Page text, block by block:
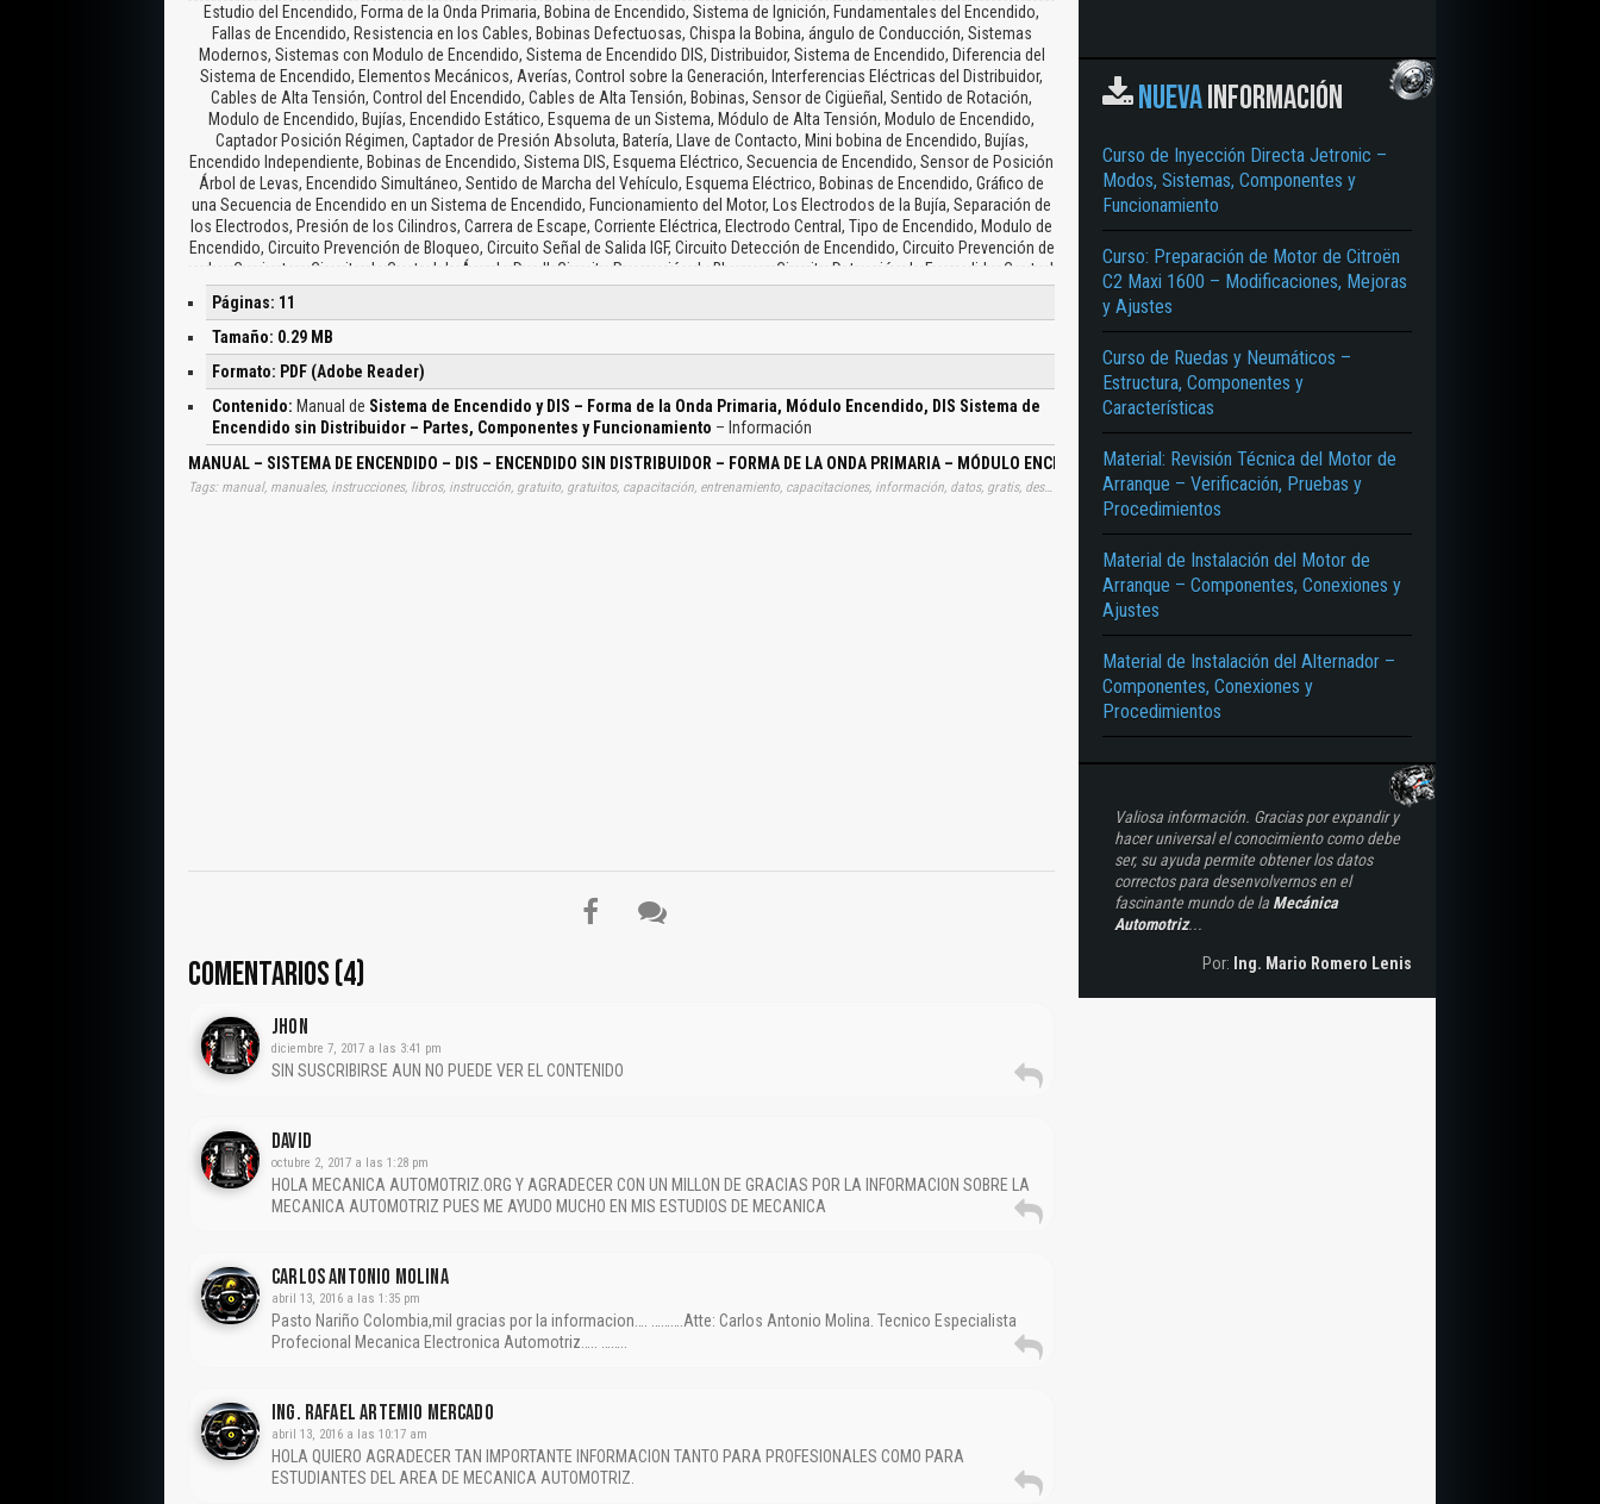
Estudio del Encendido, Forma de la Onda Primaria, Bobina de Encendido, Sistema de Ignición, Fundamentales del Encendido,
Fallas de Encendido, Resistencia en los Cables, Bobinas Defectuosas, Chispa la Bobina, ángulo de Conducción, Sistemas
Modernos, Sistemas con Modulo de Encendido, Sistema de Encendido DIS, Distribuidor, Sistema de Encendido, Diferencia del
Sistema de Encendido, Elementos Mecánicos, Averías, Control sobre la Generación, Interferencias Eléctricas del Distribuidor,
Cables de Alta Tensión, Control del Encendido, Cables de Alta Tensión, Bobinas, Sensor de Cigüeñal, Sentido de Rotación,
Modulo de Encendido, Bujías, Encendido Estático, Esquema de un Sistema, Módulo de Alta Tensión, Modulo de Encendido,
Captador Posición Régimen, Captador de Presión Absoluta, Batería, Llave de Contacto, Mini bobina de Encendido, Bujías,
Encendido Independiente, Bobinas de Encendido, Sistema DIS, Esquema Eléctrico, Secuencia de Encendido, Sensor de Posición
Árbol de Levas, Encendido Simultáneo, Sentido de Marcha del Vehículo, Esquema Eléctrico, Bobinas de Encendido, Gráfico de
una Secuencia de Encendido en un Sistema de Encendido, Funcionamiento del Motor, Los Electrodos de la Bujía, Separación de
los Electrodos, Presión de los Cilindros, Carrera de Escape, Corriente Eléctrica, Electrodo Central, Tipo de Encendido, Modulo de
Encendido, Circuito Prevención de Bloqueo, Circuito Señal de Salida IGF, Circuito Detección de Encendido, Circuito Prevención de
sobre Corrientes, Circuito de Control de Ángulo Dwell, Circuito Prevención de Bloqueo, Circuito Detección de Encendido, Control
de Corriente Constante, Inyector, Bobina con Modulo de Encendido Integrado, Secuencia de Encendido, Las Bobinas de
Encendido, Tipo de Encendido, Conexión Cable de Alta Tensión para la otra Bujía, Bobinado Secundaria, Conector de la Bobina,
Páginas: 11
Tamaño: 0.29 MB
Formato: PDF (Adobe Reader)
Contenido: Manual de Sistema de Encendido y DIS – Forma de la Onda Primaria, Módulo Encendido, DIS Sistema de
Encendido sin Distribuidor – Partes, Componentes y Funcionamiento – Información
MANUAL – SISTEMA DE ENCENDIDO – DIS – ENCENDIDO SIN DISTRIBUIDOR – FORMA DE LA ONDA PRIMARIA – MÓDULO ENCENDIDO – PARTES – COMPONENTES – FUNCIONAMIENTO
Tags: manual, manuales, instrucciones, libros, instrucción, gratuito, gratuitos, capacitación, entrenamiento, capacitaciones, información, datos, gratis, descargar, vehículo, vehículos, autos, auto, coche, coches, automóvil, automovil, automóviles, automoviles, encendidos, encendidas, arranques, formas, ondas, primarias, módulos, modulos, distribuidores, descargas, automotrices
COMENTARIOS (4)
JHON
diciembre 7, 2017 a las 3:41 pm
SIN SUSCRIBIRSE AUN NO PUEDE VER EL CONTENIDO
David
octubre 2, 2017 a las 1:28 pm
HOLA MECANICA AUTOMOTRIZ.ORG Y AGRADECER CON UN MILLON DE GRACIAS POR LA INFORMACION SOBRE LA
MECANICA AUTOMOTRIZ PUES ME AYUDO MUCHO EN MIS ESTUDIOS DE MECANICA
CARLOS ANTONIO MOLINA
abril 13, 2016 a las 1:35 pm
Pasto Nariño Colombia,mil gracias por la informacion…. ……….Atte: Carlos Antonio Molina. Tecnico Especialista
Profecional Mecanica Electronica Automotriz….. ……..
Ing. Rafael Artemio Mercado
abril 13, 2016 a las 10:17 am
HOLA QUIERO AGRADECER TAN IMPORTANTE INFORMACION TANTO PARA PROFESIONALES COMO PARA
ESTUDIANTES DEL AREA DE MECANICA AUTOMOTRIZ.
NUEVAINFORMACIÓN
Curso de Inyección Directa Jetronic –
Modos, Sistemas, Componentes y
Funcionamiento
Curso: Preparación de Motor de Citroën
C2 Maxi 1600 – Modificaciones, Mejoras
y Ajustes
Curso de Ruedas y Neumáticos –
Estructura, Componentes y
Características
Material: Revisión Técnica del Motor de
Arranque – Verificación, Pruebas y
Procedimientos
Material de Instalación del Motor de
Arranque – Componentes, Conexiones y
Ajustes
Material de Instalación del Alternador –
Componentes, Conexiones y
Procedimientos
Valiosa información. Gracias por expandir y
hacer universal el conocimiento como debe
ser, su ayuda permite obtener los datos
correctos para desenvolvernos en el
fascinante mundo de la Mecánica
Automotriz...
Por: Ing. Mario Romero Lenis
Reportar otro tipo de error...